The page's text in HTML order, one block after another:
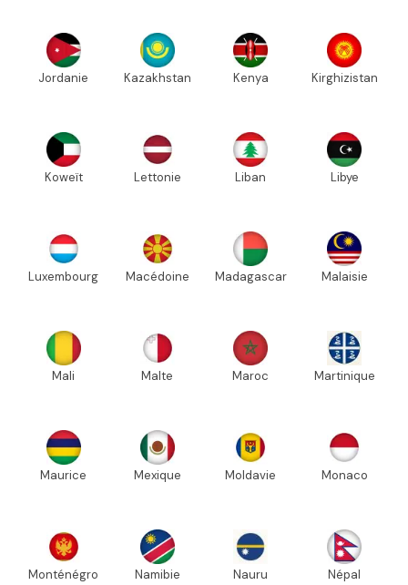
Jordanie Kazakhstan Kenya Kirghizistan
Koweït Lettonie Liban Libye
Luxembourg Macédoine Madagascar Malaisie
Mali Malte Maroc Martinique
Maurice Mexique Moldavie Monaco
Monténégro Namibie Nauru Népal